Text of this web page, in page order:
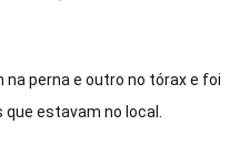
na perna e outro no tórax e foi
que estavam no local.